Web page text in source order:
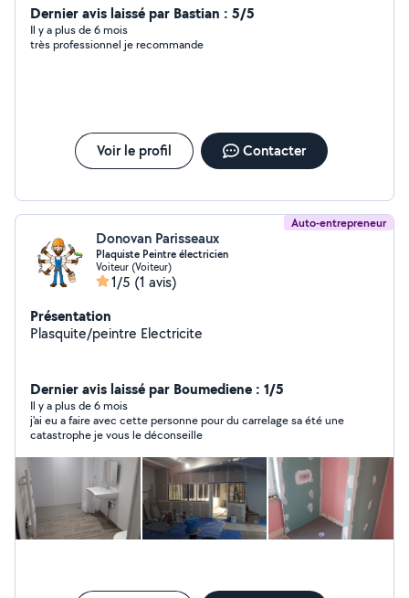
Dernier avis laissé par Bastian : 5/5
Il y a plus de 6 mois
très professionnel je recommande
Voir le profil Contacter
Auto-entrepreneur
Donovan Parisseaux
Plaquiste Peintre électricien
Voiteur (Voiteur)
1/5 (1 avis)
Présentation
Plasquite/peintre Electricite
Dernier avis laissé par Boumediene : 1/5
Il y a plus de 6 mois
j'ai eu a faire avec cette personne pour du carrelage sa été une
catastrophe je vous le déconseille